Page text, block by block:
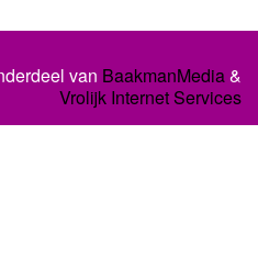
van BaakmanMedia&
Vrolijk Internet Services